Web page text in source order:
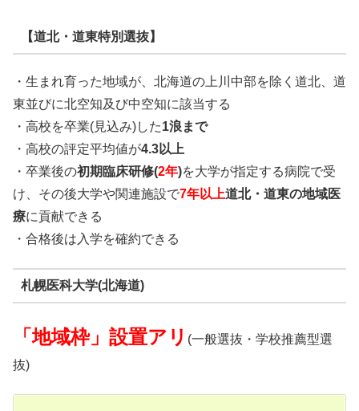
【道北・道東特別選抜】
・生まれ育った地域が、北海道の上川中部を除く道北、道
東並びに北空知及び中空知に該当する
・高校を卒業(見込み)した1浪まで
・高校の評定平均値が4.3以上
・卒業後の初期臨床研修(2年)を大学が指定する病院で受
け、その後大学や関連施設で7年以上道北・道東の地域医
療に貢献できる
・合格後は入学を確約できる
札幌医科大学(北海道)
「地域枠」設置アリ (一般選抜・学校推薦型選
抜)